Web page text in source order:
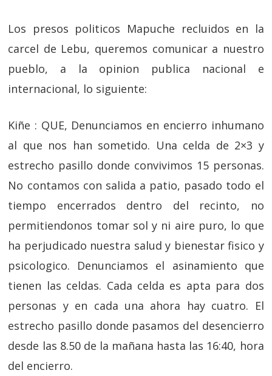
Los presos politicos Mapuche recluidos en la
carcel de Lebu, queremos comunicar a nuestro
pueblo, a la opinion publica nacional e
internacional, lo siguiente:
Kiñe : QUE, Denunciamos en encierro inhumano
al que nos han sometido. Una celda de 2×3 y
estrecho pasillo donde convivimos 15 personas.
No contamos con salida a patio, pasado todo el
tiempo encerrados dentro del recinto, no
permitiendonos tomar sol y ni aire puro, lo que
ha perjudicado nuestra salud y bienestar fisico y
psicologico. Denunciamos el asinamiento que
tienen las celdas. Cada celda es apta para dos
personas y en cada una ahora hay cuatro. El
estrecho pasillo donde pasamos del desencierro
desde las 8.50 de la mañana hasta las 16:40, hora
del encierro.